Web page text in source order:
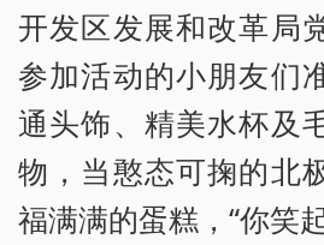
开发区发展和改革局
参加活动的小朋友们
通头饰、精美水杯及
物，当憨态可掬的北
福满满的蛋糕，“你笑